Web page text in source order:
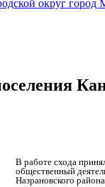
В работе схода
общественный
Назрановского